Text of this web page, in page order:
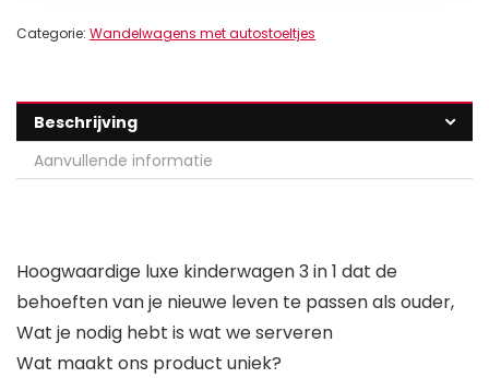
Categorie: Wandelwagens met autostoeltjes
Beschrijving
Aanvullende informatie
Hoogwaardige luxe kinderwagen 3 in 1 dat de
behoeften van je nieuwe leven te passen als ouder,
Wat je nodig hebt is wat we serveren
Wat maakt ons product uniek?